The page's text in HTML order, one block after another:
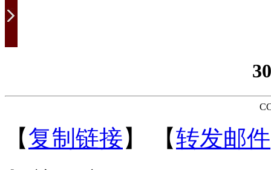
【复制链接】 【转发邮件